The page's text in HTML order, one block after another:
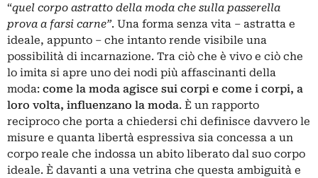
“quel corpo astratto della moda che sulla passerella
prova a farsi carne”. Una forma senza vita – astratta e
ideale, appunto – che intanto rende visibile una
possibilità di incarnazione. Tra ciò che è vivo e ciò che
lo imita si apre uno dei nodi più affascinanti della
moda: come la moda agisce sui corpi e come i corpi, a
loro volta, influenzano la moda. È un rapporto
reciproco che porta a chiedersi chi definisce davvero le
misure e quanta libertà espressiva sia concessa a un
corpo reale che indossa un abito liberato dal suo corpo
ideale. È davanti a una vetrina che questa ambiguità e